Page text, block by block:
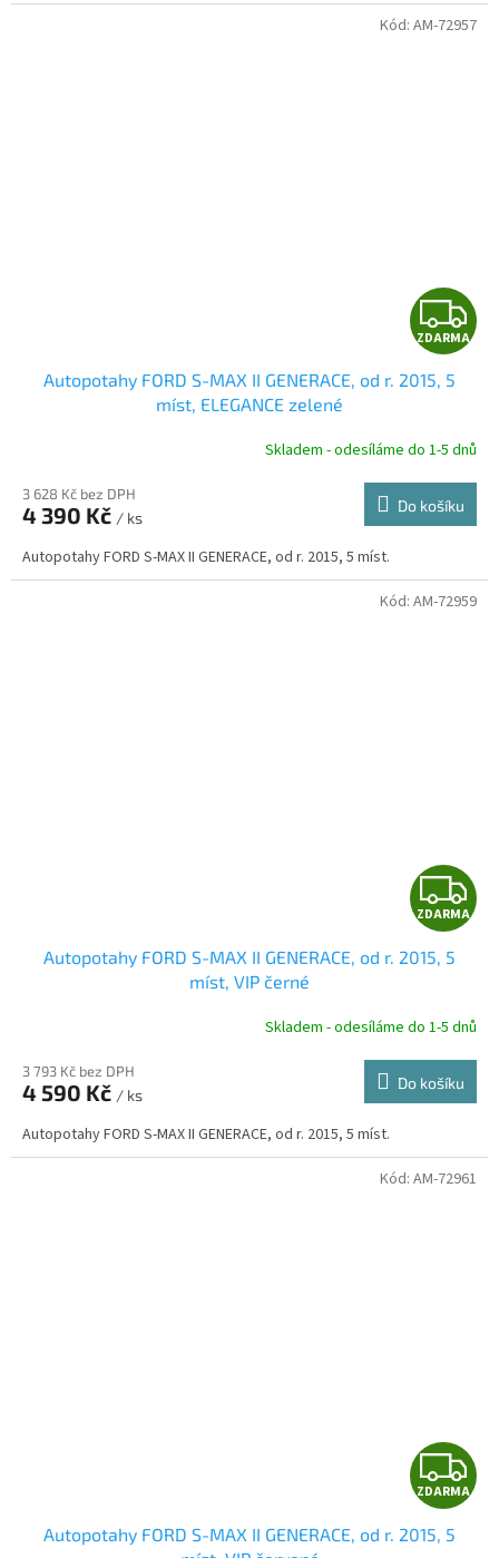
Z
D
R
ZDARMA
Autopotahy FORD S-MAX II GENERACE, od r. 2015, 5
míst, ELEGANCE zelené
Skladem - odesíláme do 1-5 dnů
3 628 Kč bez DPH
4 390 Kč / ks
Do košíku
Autopotahy FORD S-MAX II GENERACE, od r. 2015, 5 míst.
Kód: AM-72957
Z
D
R
ZDARMA
Autopotahy FORD S-MAX II GENERACE, od r. 2015, 5
míst, VIP černé
Skladem - odesíláme do 1-5 dnů
3 793 Kč bez DPH
4 590 Kč / ks
Do košíku
Autopotahy FORD S-MAX II GENERACE, od r. 2015, 5 míst.
Kód: AM-72959
Z
D
ZDARMA
Autopotahy FORD S-MAX II GENERACE, od r. 2015, 5
Kód: AM-72961